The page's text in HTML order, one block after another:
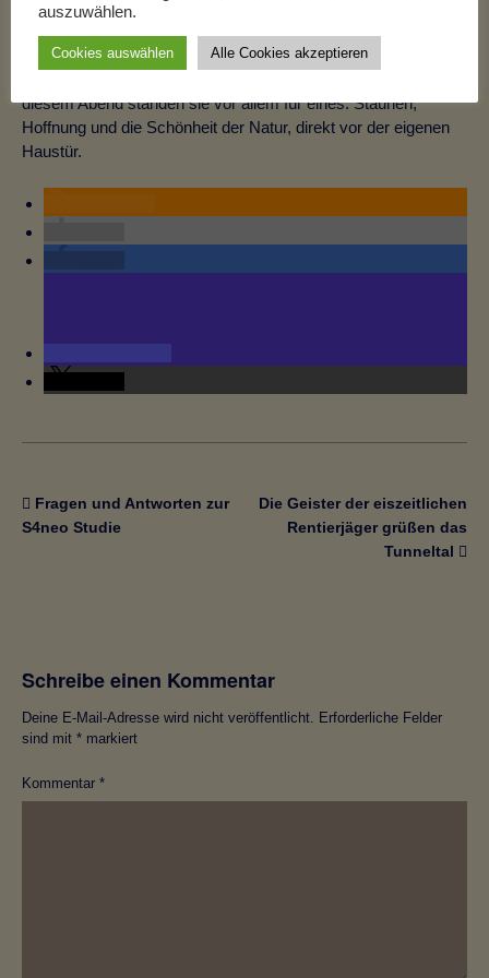
Legenden wurden sie als Zeichen göttlicher Mächte, als
diesem Abend standen sie vor allem für eines: Staunen,
Hoffnung und die Schönheit der Natur, direkt vor der eigenen
Haustür.
Fragen und Antworten zur
S4neo Studie
Die Geister der eiszeitlichen
Rentierjäger grüßen das
Tunneltal
Schreibe einen Kommentar
Deine E-Mail-Adresse wird nicht veröffentlicht.
Erforderliche Felder
sind mit * markiert
Kommentar *
auszuwählen.
Cookies auswählen Alle Cookies akzeptieren